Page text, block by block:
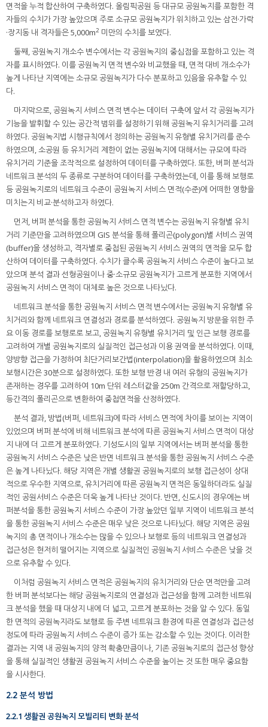
면적을 누적 합산하여 구축하였다. 올림픽공원 등 대규모 공원녹지를 포함한 격
자들의 수치가 가장 높았으며 주로 소규모 공원녹지가 위치하고 있는 삼전·가락
·장지동 내 격자들은 5,000m2 미만의 수치를 보였다.
둘째, 공원녹지 개소수 변수에서는 각 공원녹지의 중심점을 포함하고 있는 격
자를 표시하였다. 이를 공원녹지 면적 변수와 비교했을 때, 면적 대비 개소수가
높게 나타난 지역에는 소규모 공원녹지가 다수 분포하고 있음을 유추할 수 있
다.
마지막으로, 공원녹지 서비스 면적 변수는 데이터 구축에 앞서 각 공원녹지가
기능을 발휘할 수 있는 공간적 범위를 설정하기 위해 공원녹지 유치거리를 고려
하였다. 공원녹지법 시행규칙에서 정의하는 공원녹지 유형별 유치거리를 준수
하였으며, 소공원 등 유치거리 제한이 없는 공원녹지에 대해서는 규모에 따라
유치거리 기준을 조작적으로 설정하여 데이터를 구축하였다. 또한, 버퍼 분석과
네트워크 분석의 두 종류로 구분하여 데이터를 구축하였는데, 이를 통해 보행로
등 공원녹지로의 네트워크 수준이 공원녹지 서비스 면적(수준)에 어떠한 영향을
미치는지 비교·분석하고자 하였다.
먼저, 버퍼 분석을 통한 공원녹지 서비스 면적 변수는 공원녹지 유형별 유치
거리 기준만을 고려하였으며 GIS 분석을 통해 폴리곤(polygon)별 서비스 권역
(buffer)을 생성하고, 격자별로 중첩된 공원녹지 서비스 권역의 면적을 모두 합
산하여 데이터를 구축하였다. 수치가 클수록 공원녹지 서비스 수준이 높다고 보
았으며 분석 결과 선형공원이나 중·소규모 공원녹지가 고르게 분포한 지역에서
공원녹지 서비스 면적이 대체로 높은 것으로 나타났다.
네트워크 분석을 통한 공원녹지 서비스 면적 변수에서는 공원녹지 유형별 유
치거리와 함께 네트워크 연결성과 경로를 분석하였다. 공원녹지 방문을 위한 주
요 이동 경로를 보행로로 보고, 공원녹지 유형별 유치거리 및 인근 보행 경로를
고려하여 개별 공원녹지로의 실질적인 접근성과 이용 권역을 분석하였다. 이때,
양방향 접근을 가정하여 최단거리보간법(interpolation)을 활용하였으며 최소
보행시간은 30분으로 설정하였다. 또한 보행 반경 내 여러 유형의 공원녹지가
존재하는 경우를 고려하여 10m 단위 레스터값을 250m 간격으로 재할당하고,
등간격의 폴리곤으로 변환하여 중첩면적을 산정하였다.
분석 결과, 방법(버퍼, 네트워크)에 따라 서비스 면적에 차이를 보이는 지역이
있었으며 버퍼 분석에 비해 네트워크 분석에 따른 공원녹지 서비스 면적이 대상
지 내에 더 고르게 분포하였다. 기성도시의 일부 지역에서는 버퍼 분석을 통한
공원녹지 서비스 수준은 낮은 반면 네트워크 분석을 통한 공원녹지 서비스 수준
은 높게 나타났다. 해당 지역은 개별 생활권 공원녹지로의 보행 접근성이 상대
적으로 우수한 지역으로, 유치거리에 따른 공원녹지 면적은 동일하더라도 실질
적인 공원서비스 수준은 더욱 높게 나타난 것이다. 반면, 신도시의 경우에는 버
퍼분석을 통한 공원녹지 서비스 수준이 가장 높았던 일부 지역이 네트워크 분석
을 통한 공원녹지 서비스 수준은 매우 낮은 것으로 나타났다. 해당 지역은 공원
녹지의 총 면적이나 개소수는 많을 수 있으나 보행로 등의 네트워크 연결성과
접근성은 현저히 떨어지는 지역으로 실질적인 공원녹지 서비스 수준은 낮을 것
으로 유추할 수 있다.
이처럼 공원녹지 서비스 면적은 공원녹지의 유치거리와 단순 면적만을 고려
한 버퍼 분석보다는 해당 공원녹지로의 연결성과 접근성을 함께 고려한 네트워
크 분석을 했을 때 대상지 내에 더 넓고, 고르게 분포하는 것을 알 수 있다. 동일
한 면적의 공원녹지라도 보행로 등 주변 네트워크 환경에 따른 연결성과 접근성
정도에 따라 공원녹지 서비스 수준이 증가 또는 감소할 수 있는 것이다. 이러한
결과는 지역 내 공원녹지의 양적 확충만큼이나, 기존 공원녹지로의 접근성 향상
을 통해 실질적인 생활권 공원녹지 서비스 수준을 높이는 것 또한 매우 중요함
을 시사한다.
2.2 분석 방법
2.2.1 생활권 공원녹지 모빌리티 변화 분석